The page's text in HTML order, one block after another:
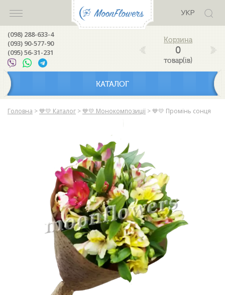
УКР
(098) 288-633-4
(093) 90-577-90
(095) 56-31-231
0
товар(ів)
КАТАЛОГ
Головна > 💙💛 Каталог > 💙💛 Монокомпозиції > 💙💛 Промінь сонця